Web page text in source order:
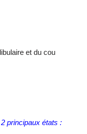
et du cou
principaux états :